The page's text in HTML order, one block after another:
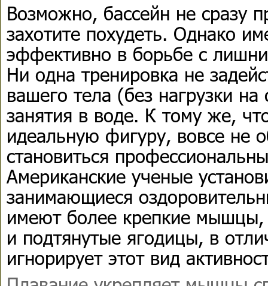
Возможно, бассейн не сразу
захотите похудеть. Однако
эффективно в борьбе с
Ни одна тренировка не
вашего тела (без нагрузки
занятия в воде. К тому же,
идеальную фигуру, вовсе не
становиться
Американские ученые
занимающиеся
имеют более крепкие
и подтянутые ягодицы, в
игнорирует этот вид